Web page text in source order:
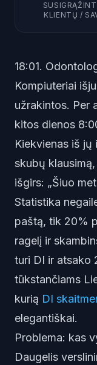
KLIENTŲ /
18:01.
Kompiuteriai
užrakintos. Per
kitos dienos
Kiekvienas iš
skubų
išgirs: „Šiuo
Statistika
paštą, tik 20%
ragelį ir
turi DI ir atsako
tūkstančiams
kurią DI
elegantiškai.
Problema: kas
Daugelis